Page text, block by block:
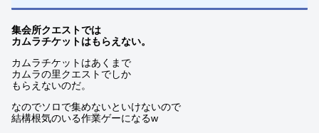
集会所クエストでは
カムラチケットはもらえない。
カムラチケットはあくまで
カムラの里クエストでしか
もらえないのだ。
なのでソロで集めないといけないので
結構根気のいる作業ゲーになるw